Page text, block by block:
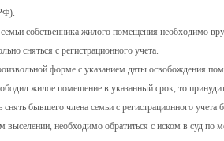
собственника жилого помещения необходимо
сняться с регистрационного учета.
форме с указанием даты освобождения
жилое помещение в указанный срок, то
бывшего члена семьи с регистрационного учета
выселении, необходимо обратиться с иском в суд по